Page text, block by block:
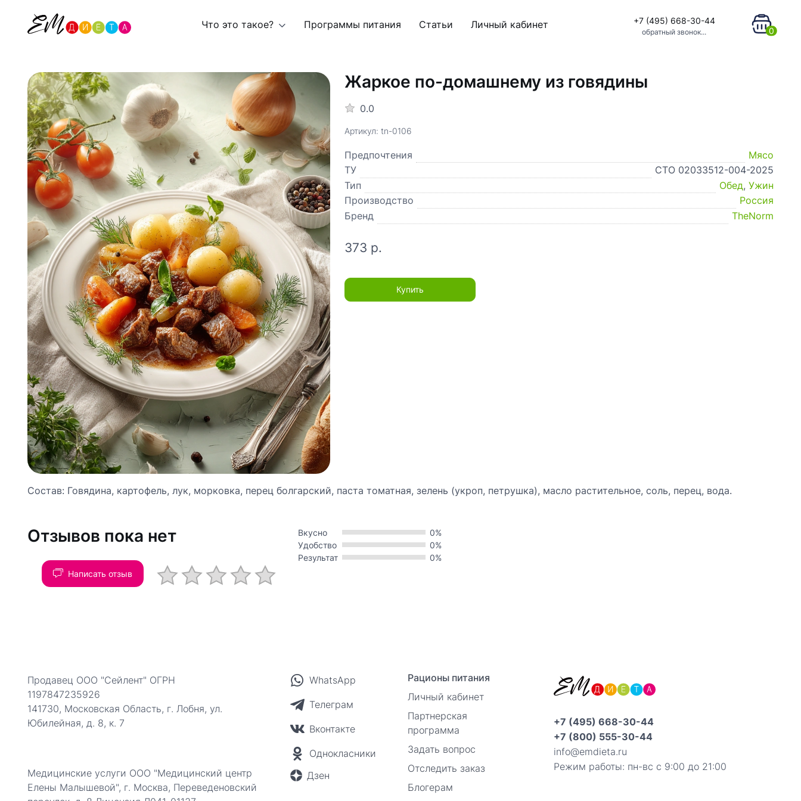
Что это такое? Программы питания Статьи Личный кабинет +7 (495) 668-30-44
обратный звонок... 0
Жаркое по-домашнему из говядины
0.0
Артикул: tn-0106
Предпочтения
Мясо
ТУ
СТО 02033512-004-2025
Тип
Обед,Ужин
Производство
Россия
Бренд
TheNorm
373 р.
Купить
Состав: Говядина, картофель, лук, морковка, перец болгарский, паста томатная, зелень (укроп, петрушка), масло растительное, соль, перец, вода.
Отзывов пока нет
Написать отзыв
Вкусно
0%
Удобство
0%
Результат
0%
Продавец ООО "Сейлент" ОГРН
1197847235926
141730, Московская Область, г. Лобня, ул.
Юбилейная, д. 8, к. 7
Медицинские услуги ООО "Медицинский центр
Елены Малышевой", г. Москва, Переведеновский
WhatsApp
Телеграм
Вконтакте
Однокласники
Дзен
Рационы питания
Личный кабинет
Партнерская
программа
Задать вопрос
Отследить заказ
Блогерам
+7 (495) 668-30-44
+7 (800) 555-30-44
info@emdieta.ru
Режим работы: пн-вс с 9:00 до 21:00